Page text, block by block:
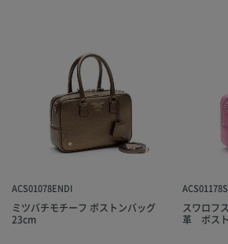
ACS01078ENDI
ミツバチモチーフ ボストンバッグ
23cm
スワロフ
革 ボス